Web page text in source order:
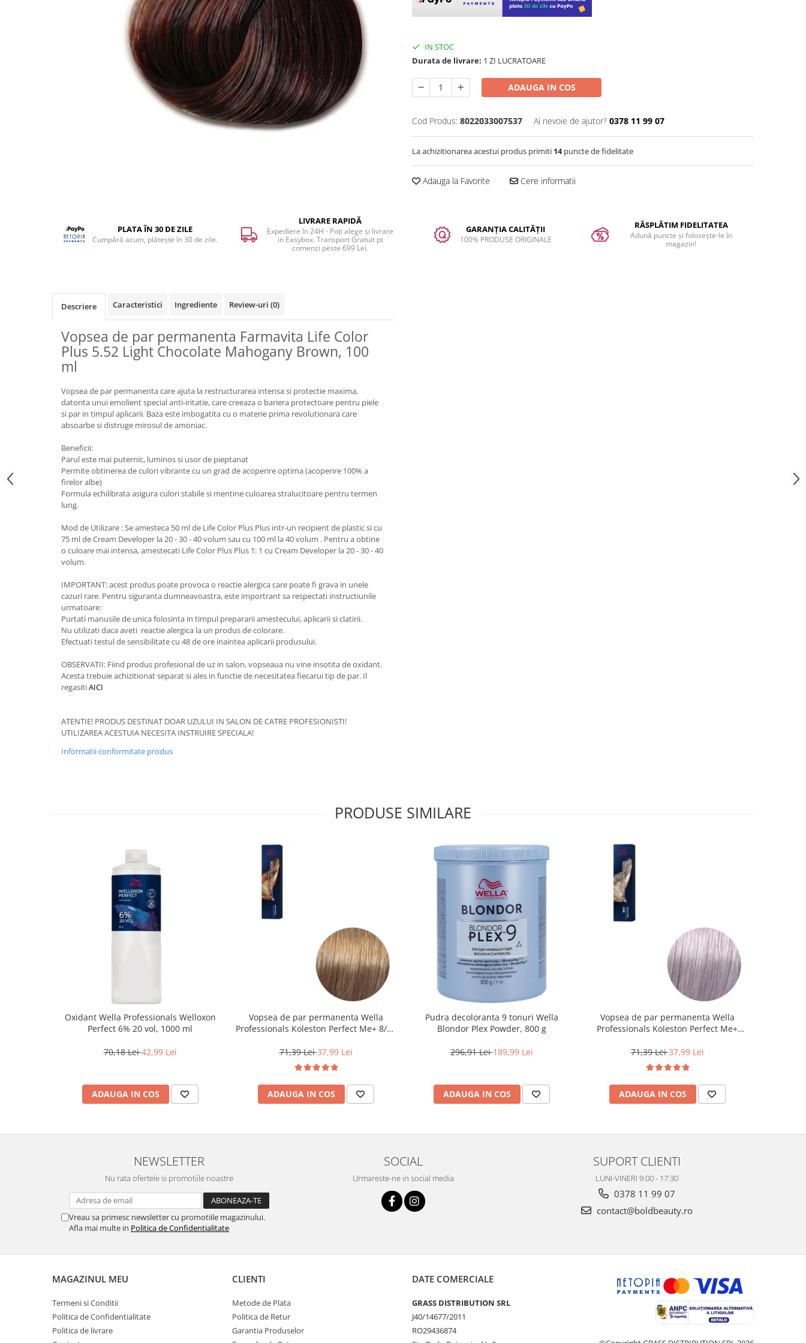
IN STOC
Durata de livrare: 1 ZI LUCRATOARE
ADAUGA IN COS
Cod Produs: 8022033007537 Ai nevoie de ajutor? 0378 11 99 07
La achizitionarea acestui produs primiti 14puncte de fidelitate
Adauga la Favorite Cere informatii
PLATA ÎN 30 DE ZILE
Cumpără acum, plătește în 30 de zile.
LIVRARE RAPIDĂ
Expediere în 24H - Poți alege și livrare
in Easybox. Transport Gratuit pt
comenzi peste 699 Lei.
GARANȚIA CALITĂȚII
100% PRODUSE ORIGINALE
RĂSPLĂTIM FIDELITATEA
Adună puncte și folosește-le în
magazin!
Descriere Caracteristici Ingrediente Review-uri (0)
Vopsea de par permanenta Farmavita Life Color
Plus 5.52 Light Chocolate Mahogany Brown, 100
ml
Vopsea de par permanenta care ajuta la restructurarea intensa si protectie maxima,
datorita unui emolient special anti-iritatie, care creeaza o bariera protectoare pentru piele
si par in timpul aplicarii. Baza este imbogatita cu o materie prima revolutionara care
absoarbe si distruge mirosul de amoniac.
Beneficii:
Parul este mai puternic, luminos si usor de pieptanat
Permite obtinerea de culori vibrante cu un grad de acoperire optima (acoperire 100% a
firelor albe)
Formula echilibrata asigura culori stabile si mentine culoarea stralucitoare pentru termen
lung.
Mod de Utilizare : Se amesteca 50 ml de Life Color Plus Plus intr-un recipient de plastic si cu
75 ml de Cream Developer la 20 - 30 - 40 volum sau cu 100 ml la 40 volum . Pentru a obtine
o culoare mai intensa, amestecati Life Color Plus Plus 1: 1 cu Cream Developer la 20 - 30 - 40
volum.
IMPORTANT: acest produs poate provoca o reactie alergica care poate fi grava in unele
cazuri rare. Pentru siguranta dumneavoastra, este importrant sa respectati instructiunile
urmatoare:
Purtati manusile de unica folosinta in timpul prepararii amestecului, aplicarii si clatirii.
Nu utilizati daca aveti reactie alergica la un produs de colorare.
Efectuati testul de sensibilitate cu 48 de ore inaintea aplicarii produsului.
OBSERVATII: Fiind produs profesional de uz in salon, vopseaua nu vine insotita de oxidant.
Acesta trebuie achizitionat separat si ales in functie de necesitatea fiecarui tip de par. Il
regasitiAICI
ATENTIE! PRODUS DESTINAT DOAR UZULUI IN SALON DE CATRE PROFESIONISTI!
UTILIZAREA ACESTUIA NECESITA INSTRUIRE SPECIALA!
Informatii conformitate produs
PRODUSE SIMILARE
Oxidant Wella Professionals Welloxon
Perfect 6% 20 vol, 1000 ml
70,18 Lei42,99 Lei
ADAUGA IN COS
Vopsea de par permanenta Wella
Professionals Koleston Perfect Me+ 8/0 ,
71,39 Lei37,99 Lei
ADAUGA IN COS
Pudra decoloranta 9 tonuri Wella
Blondor Plex Powder, 800 g
296,91 Lei189,99 Lei
ADAUGA IN COS
Vopsea de par permanenta Wella
Professionals Koleston Perfect Me+
60 ml
71,39 Lei37,99 Lei
ADAUGA IN COS
NEWSLETTER
Nu rata ofertele si promotiile noastre
Vreau sa primesc newsletter cu promotiile magazinului.
Afla mai multe in Politica de Confidentialitate
SOCIAL
Urmareste-ne in social media
SUPORT CLIENTI
LUNI-VINERI 9:00 - 17:30
0378 11 99 07
contact@boldbeauty.ro
MAGAZINUL MEU
Termeni si Conditii
Politica de Confidentialitate
Politica de livrare
CLIENTI
Metode de Plata
Politica de Retur
Garantia Produselor
DATE COMERCIALE
GRASS DISTRIBUTION SRL
J40/14677/2011
RO29436874